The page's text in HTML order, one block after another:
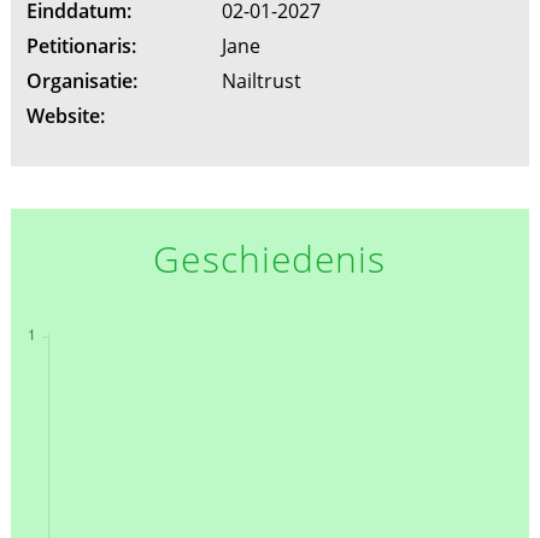
Einddatum:
02-01-2027
Petitionaris:
Jane
Organisatie:
Nailtrust
Website:
Geschiedenis